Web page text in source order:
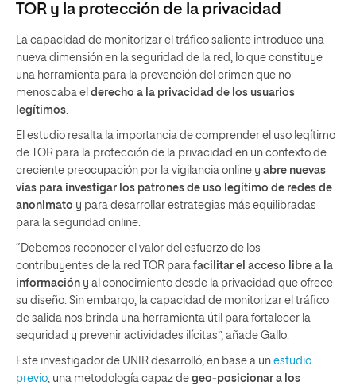
TOR y la protección de la privacidad
La capacidad de monitorizar el tráfico saliente introduce una
nueva dimensión en la seguridad de la red, lo que constituye
una herramienta para la prevención del crimen que no
menoscaba el derecho a la privacidad de los usuarios
legítimos
El estudio resalta la importancia de comprender el uso legítimo
de TOR para la protección de la privacidad en un contexto de
creciente preocupación por la vigilancia online y abre nuevas
vías para investigar los patrones de uso legítimo de redes de
anonimato y para desarrollar estrategias más equilibradas
para la seguridad online.
“Debemos reconocer el valor del esfuerzo de los
contribuyentes de la red TOR para facilitar el acceso libre a la
información y al conocimiento desde la privacidad que ofrece
su diseño. Sin embargo, la capacidad de monitorizar el tráfico
de salida nos brinda una herramienta útil para fortalecer la
seguridad y prevenir actividades ilícitas”, añade Gallo.
Este investigador de UNIR desarrolló, en base a un estudio
previo , una metodología capaz de geo-posicionar a los